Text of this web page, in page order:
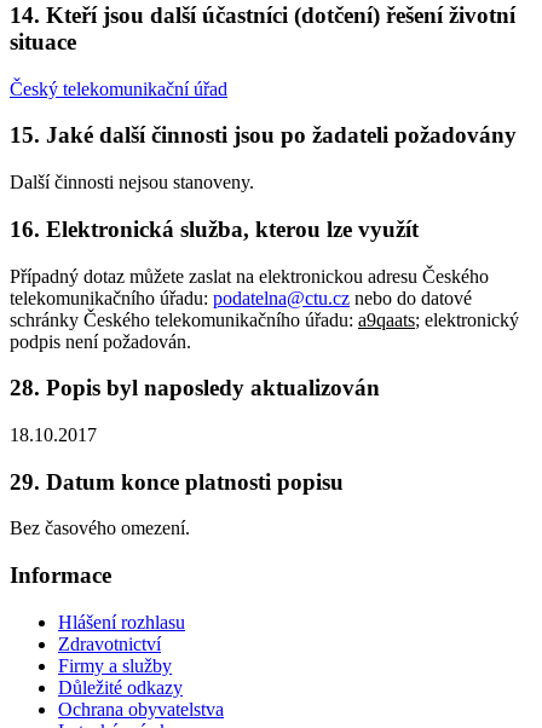
14. Kteří jsou další účastníci (dotčení) řešení životní
situace
Český telekomunikační úřad
15. Jaké další činnosti jsou po žadateli požadovány
Další činnosti nejsou stanoveny.
16. Elektronická služba, kterou lze využít
Případný dotaz můžete zaslat na elektronickou adresu Českého
telekomunikačního úřadu: podatelna@ctu.cz nebo do datové
schránky Českého telekomunikačního úřadu: a9qaats; elektronický
podpis není požadován.
28. Popis byl naposledy aktualizován
18.10.2017
29. Datum konce platnosti popisu
Bez časového omezení.
Informace
Hlášení rozhlasu
Zdravotnictví
Firmy a služby
Důležité odkazy
Ochrana obyvatelstva